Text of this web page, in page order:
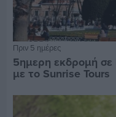
Πριν 5 ημέρες
5ημερη εκδρομή
με το Sunrise Tours